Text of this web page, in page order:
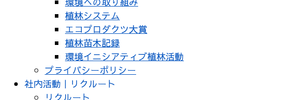
植林システム
エコプロダクツ大賞
植林苗木記録
環境イニシアティブ植林活動
プライバシーポリシー
社内活動｜リクルート
リクルート